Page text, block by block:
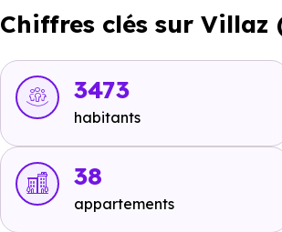
en voiture ou à 553 m, soit 7 min à
Métro :non disponible
RER :
non disponible
Autoroutes :
A41 - Annecy Nord
Chiffres clés sur Villaz
3473
habitants
38
appartements